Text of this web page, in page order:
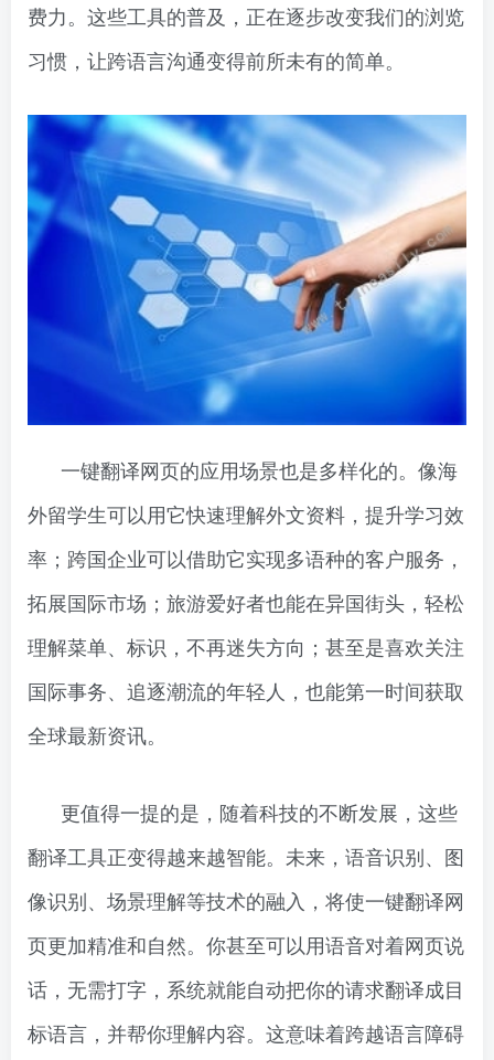
费力。这些工具的普及，正在逐步改变我们的浏览
习惯，让跨语言沟通变得前所未有的简单。
一键翻译网页的应用场景也是多样化的。像海
外留学生可以用它快速理解外文资料，提升学习效
率；跨国企业可以借助它实现多语种的客户服务，
拓展国际市场；旅游爱好者也能在异国街头，轻松
理解菜单、标识，不再迷失方向；甚至是喜欢关注
国际事务、追逐潮流的年轻人，也能第一时间获取
全球最新资讯。
更值得一提的是，随着科技的不断发展，这些
翻译工具正变得越来越智能。未来，语音识别、图
像识别、场景理解等技术的融入，将使一键翻译网
页更加精准和自然。你甚至可以用语音对着网页说
话，无需打字，系统就能自动把你的请求翻译成目
标语言，并帮你理解内容。这意味着跨越语言障碍